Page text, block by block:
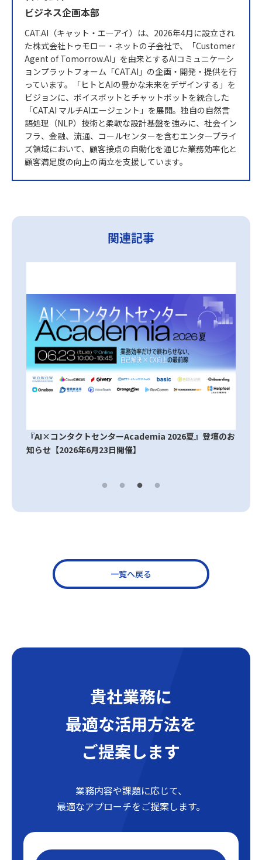
ビジネス企画本部
CAT.AI（キャット・エーアイ）は、2026年4月に設立され
た株式会社トゥモロー・ネットの子会社で、「Customer
Agent of Tomorrow.AI」を由来とするAIコミュニケーシ
ョンプラットフォーム「CAT.AI」の企画・開発・提供を行
っています。「ヒトとAIの豊かな未来をデザインする」を
ビジョンに、ボイスボットとチャットボットを統合した
「CAT.AI マルチAIエージェント」を展開。独自の自然言
語処理（NLP）技術と柔軟な設計基盤を強みに、社会イン
フラ、金融、流通、コールセンターを含むエンタープライ
ズ領域において、顧客接点の自動化を通じた業務効率化と
顧客満足度の向上の両立を支援しています。
関連記事
壇のお
『CC AI BENCHMARK 2026』登壇のお知らせ【2026
月15日～16日開催】
一覧へ戻る
貴社業務に
最適な活用方法を
ご提案します
業務内容や課題に応じて、
最適なアプローチをご提案します。